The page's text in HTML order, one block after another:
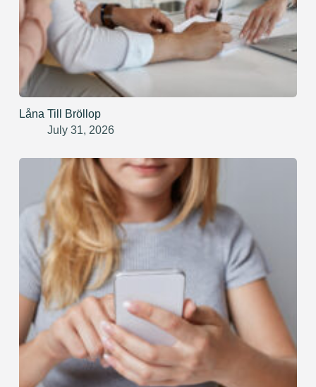
Låna Till Bröllop
July 31, 2026